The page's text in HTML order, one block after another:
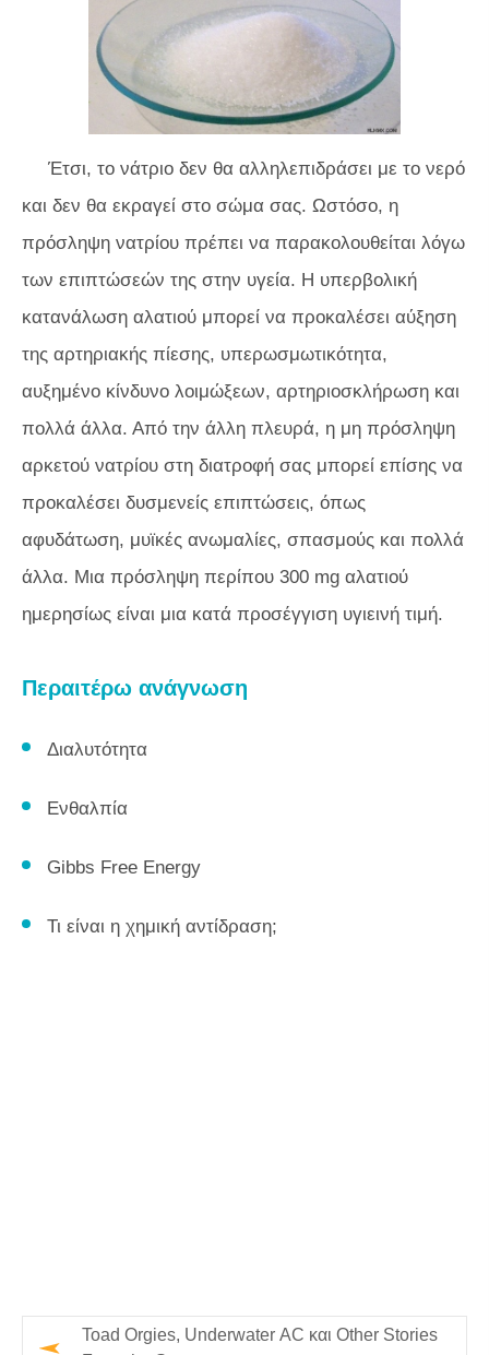
Έτσι, το νάτριο δεν θα αλληλεπιδράσει με το νερό
και δεν θα εκραγεί στο σώμα σας. Ωστόσο, η
πρόσληψη νατρίου πρέπει να παρακολουθείται λόγω
των επιπτώσεών της στην υγεία. Η υπερβολική
κατανάλωση αλατιού μπορεί να προκαλέσει αύξηση
της αρτηριακής πίεσης, υπερωσμωτικότητα,
αυξημένο κίνδυνο λοιμώξεων, αρτηριοσκλήρωση και
πολλά άλλα. Από την άλλη πλευρά, η μη πρόσληψη
αρκετού νατρίου στη διατροφή σας μπορεί επίσης να
προκαλέσει δυσμενείς επιπτώσεις, όπως
αφυδάτωση, μυϊκές ανωμαλίες, σπασμούς και πολλά
άλλα. Μια πρόσληψη περίπου 300 mg αλατιού
ημερησίως είναι μια κατά προσέγγιση υγιεινή τιμή.
Περαιτέρω ανάγνωση
Διαλυτότητα
Ενθαλπία
Gibbs Free Energy
Τι είναι η χημική αντίδραση;
Toad Orgies, Underwater AC και Other Stories